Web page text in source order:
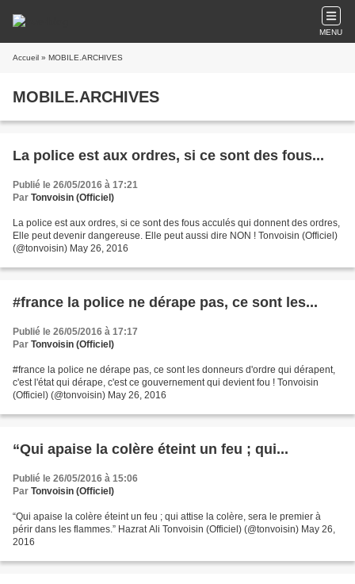
MENU
Accueil » MOBILE.ARCHIVES
MOBILE.ARCHIVES
La police est aux ordres, si ce sont des fous...
Publié le 26/05/2016 à 17:21
Par Tonvoisin (Officiel)
La police est aux ordres, si ce sont des fous acculés qui donnent des ordres,
Elle peut devenir dangereuse. Elle peut aussi dire NON ! Tonvoisin (Officiel)
(@tonvoisin) May 26, 2016
#france la police ne dérape pas, ce sont les...
Publié le 26/05/2016 à 17:17
Par Tonvoisin (Officiel)
#france la police ne dérape pas, ce sont les donneurs d'ordre qui dérapent,
c'est l'état qui dérape, c'est ce gouvernement qui devient fou ! Tonvoisin
(Officiel) (@tonvoisin) May 26, 2016
“Qui apaise la colère éteint un feu ; qui...
Publié le 26/05/2016 à 15:06
Par Tonvoisin (Officiel)
“Qui apaise la colère éteint un feu ; qui attise la colère, sera le premier à
périr dans les flammes.” Hazrat Ali Tonvoisin (Officiel) (@tonvoisin) May 26,
2016